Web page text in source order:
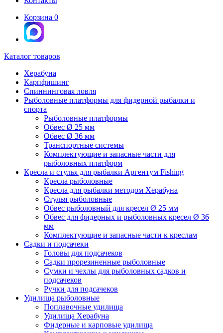
Корзина 0
Каталог товаров
Херабуна
Карпфишинг
Спиннинговая ловля
Рыболовные платформы для фидерной рыбалки и
спорта
Рыболовные платформы
Обвес Ø 25 мм
Обвес Ø 36 мм
Транспортные системы
Комплектующие и запасные части для
рыболовных платформ
Кресла и стулья для рыбалки Аргентум Fishing
Кресла рыболовные
Кресла для рыбалки методом Херабуна
Стулья рыболовные
Обвес рыболовный для кресел Ø 25 мм
Обвес для фидерных и рыболовных кресел Ø 36
мм
Комплектующие и запасные части к креслам
Садки и подсачеки
Головы для подсачеков
Садки прорезиненные рыболовные
Сумки и чехлы для рыболовных садков и
подсачеков
Ручки для подсачеков
Удилища рыболовные
Поплавочные удилища
Удилища Херабуна
Фидерные и карповые удилища